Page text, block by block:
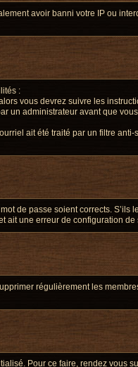
avoir banni votre IP ou
:
vous devrez suivre les
un administrateur avant que
ait été traité par un filtre anti-
de passe soient corrects. S’ils
une erreur de configuration de
régulièrement les
Pour ce faire, rendez vous